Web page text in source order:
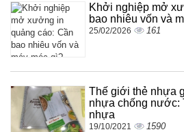
Khởi nghiệp mở
bao nhiêu vốn và
25/02/2026 161
Thế giới thẻ nhựa
nhựa chống nước:
nhựa
19/10/2021 1590